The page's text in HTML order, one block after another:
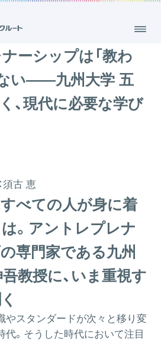
ーシップは「教わ
い――九州大学 五
、現代に必要な学び
須古 恵
べての人が身に着
。アントレプレナ
専門家である九州
教授に、いま重視す
やスタンダードが次々と移り変
代。そうした時代において注目